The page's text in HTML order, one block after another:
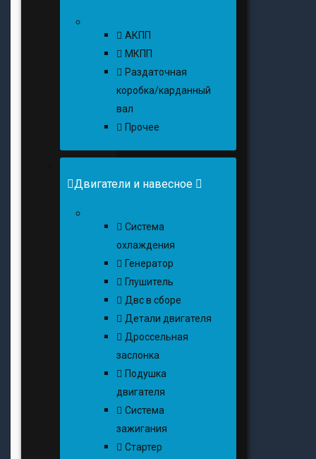
АКПП
МКПП
Раздаточная
коробка/карданный
вал
Прочее
Двигатели и навесное
Cистема
охлаждения
Генератор
Глушитель
Двс в сборе
Детали двигателя
Дроссельная
заслонка
Подушка
двигателя
Система
зажигания
Стартер